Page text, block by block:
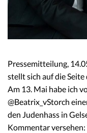
Pressemitteilung,
stellt sich auf die
Am 13. Mai habe ich
@Beatrix_vStorch
den Judenhass in
Kommentar